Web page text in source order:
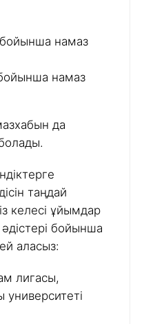
намаз
намаз
да
таңдай
келесі ұйымдар
бойынша
аласыз:
лигасы,